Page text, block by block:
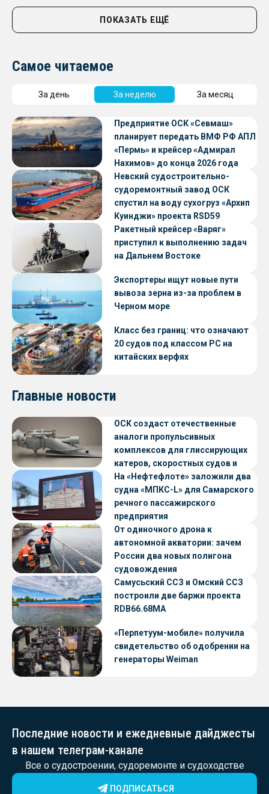
ПОКАЗАТЬ ЕЩЁ
Самое читаемое
За день За неделю За месяц
Предприятие ОСК «Севмаш»
планирует передать ВМФ РФ АПЛ
«Пермь» и крейсер «Адмирал
Нахимов» до конца 2026 года
Невский судостроительно-
судоремонтный завод ОСК
спустил на воду сухогруз «Архип
Куинджи» проекта RSD59
Ракетный крейсер «Варяг»
приступил к выполнению задач
на Дальнем Востоке
Экспортеры ищут новые пути
вывоза зерна из-за проблем в
Черном море
Класс без границ: что означают
20 судов под классом РС на
китайских верфях
Главные новости
ОСК создаст отечественные
аналоги пропульсивных
комплексов для глиссирующих
катеров, скоростных судов и
судов с малой осадкой
На «Нефтефлоте» заложили два
судна «МПКС-L» для Самарского
речного пассажирского
предприятия
От одиночного дрона к
автономной акватории: зачем
России два новых полигона
судовождения
Самусьский ССЗ и Омский ССЗ
построили две баржи проекта
RDB66.68МА
«Перпетуум-мобиле» получила
свидетельство об одобрении на
генераторы Weiman
Последние новости и ежедневные дайджесты
в нашем телеграм-канале
Все о судостроении, судоремонте и судоходстве
ПОДПИСАТЬСЯ